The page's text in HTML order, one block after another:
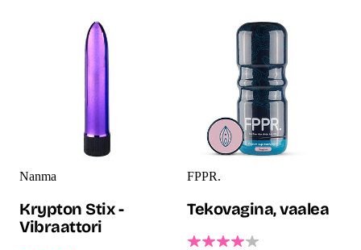
Nanma
Krypton Stix -
Vibraattori
FPPR.
Tekovagina, vaalea